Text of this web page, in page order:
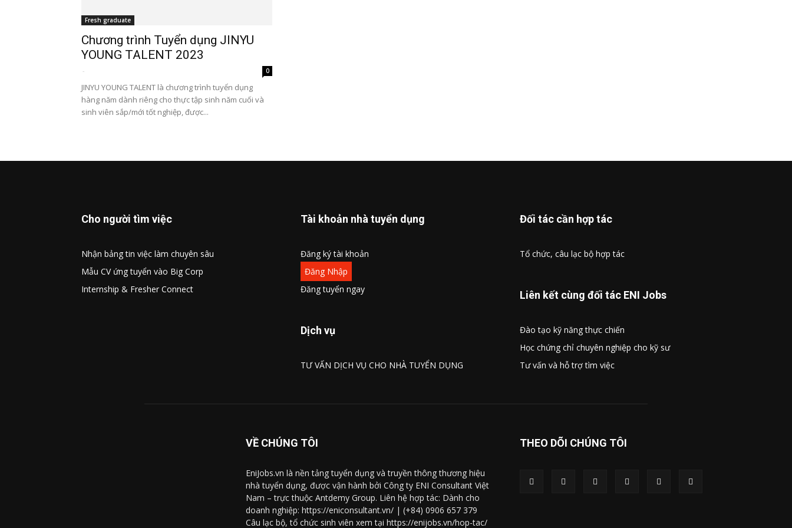
Fresh graduate
Chương trình Tuyển dụng JINYU
YOUNG TALENT 2023
- 0
JINYU YOUNG TALENT là chương trình tuyển dụng
hàng năm dành riêng cho thực tập sinh năm cuối và
sinh viên sắp/mới tốt nghiệp, được...
Cho người tìm việc
Nhận bảng tin việc làm chuyên sâu
Mẫu CV ứng tuyển vào Big Corp
Internship & Fresher Connect
Tài khoản nhà tuyển dụng
Đăng ký tài khoản
Đăng Nhập
Đăng tuyển ngay
Dịch vụ
TƯ VẤN DỊCH VỤ CHO NHÀ TUYỂN DỤNG
Đối tác cần hợp tác
Tổ chức, câu lạc bộ hợp tác
Liên kết cùng đối tác ENI Jobs
Đào tạo kỹ năng thực chiến
Học chứng chỉ chuyên nghiệp cho kỹ sư
Tư vấn và hỗ trợ tìm việc
VỀ CHÚNG TÔI
EniJobs.vn là nền tảng tuyển dụng và truyền thông thương hiệu
nhà tuyển dụng, được vận hành bởi Công ty ENI Consultant Việt
Nam – trực thuộc Antdemy Group. Liên hệ hợp tác: Dành cho
doanh nghiệp: https://eniconsultant.vn/ | (+84) 0906 657 379
Câu lạc bộ, tổ chức sinh viên xem tại https://enijobs.vn/hop-tac/
THEO DÕI CHÚNG TÔI